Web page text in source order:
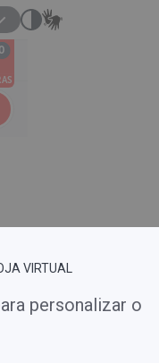
0
VIRTUAL
personalizar o